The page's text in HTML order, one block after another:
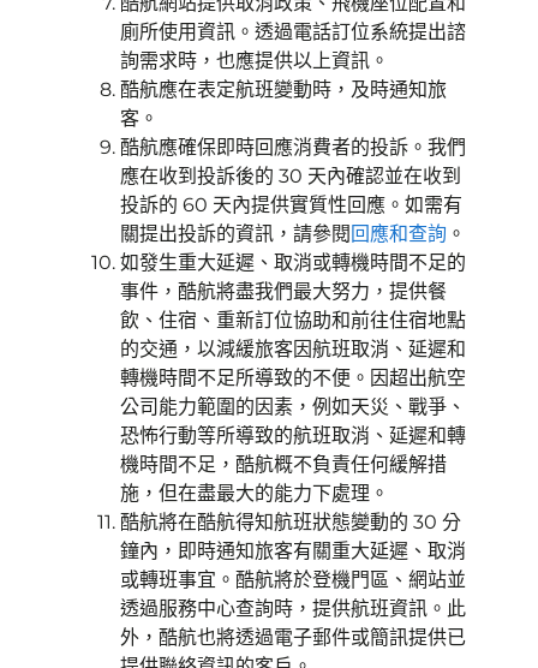
廁所使用資訊。透過電話訂位系統提出諮
詢需求時，也應提供以上資訊。
酷航應在表定航班變動時，及時通知旅
客。
酷航應確保即時回應消費者的投訴。我們
應在收到投訴後的 30 天內確認並在收到
投訴的 60 天內提供實質性回應。如需有
關提出投訴的資訊，請參閱 回應和查詢 。
如發生重大延遲、取消或轉機時間不足的
事件，酷航將盡我們最大努力，提供餐
飲、住宿、重新訂位協助和前往住宿地點
的交通，以減緩旅客因航班取消、延遲和
轉機時間不足所導致的不便。因超出航空
公司能力範圍的因素，例如天災、戰爭、
恐怖行動等所導致的航班取消、延遲和轉
機時間不足，酷航概不負責任何緩解措
施，但在盡最大的能力下處理。
酷航將在酷航得知航班狀態變動的 30 分
鐘內，即時通知旅客有關重大延遲、取消
或轉班事宜。酷航將於登機門區、網站並
透過服務中心查詢時，提供航班資訊。此
外，酷航也將透過電子郵件或簡訊提供已